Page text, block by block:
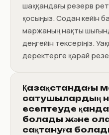
шаққандағы резерв
қосыңыз. Содан кейін
маржаның нақты
деңгейін тексеріңіз.
деректерге қарай
Қазақстандағы
сатушылардың
есептеуде
болады және
сақтануға